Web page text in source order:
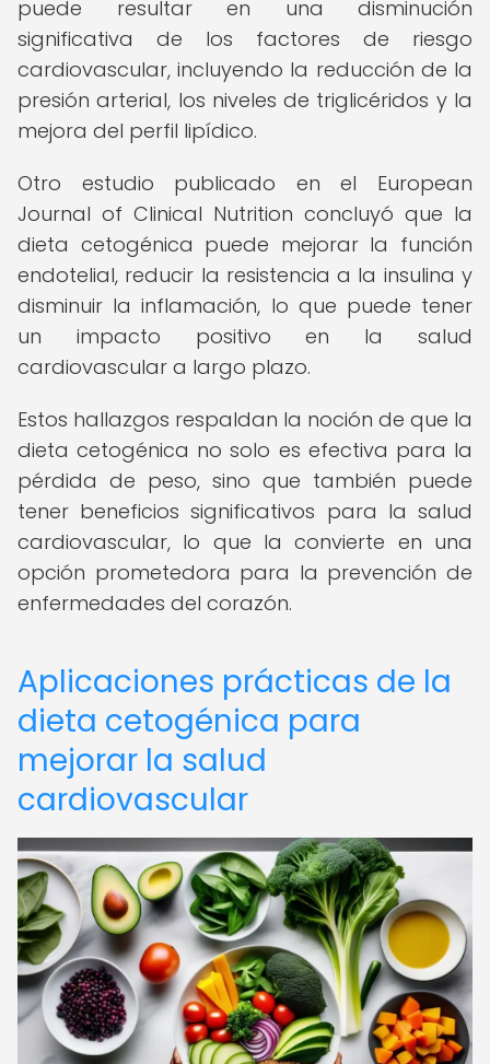
puede resultar en una disminución
significativa de los factores de riesgo
cardiovascular, incluyendo la reducción de la
presión arterial, los niveles de triglicéridos y la
mejora del perfil lipídico.
Otro estudio publicado en el European
Journal of Clinical Nutrition concluyó que la
dieta cetogénica puede mejorar la función
endotelial, reducir la resistencia a la insulina y
disminuir la inflamación, lo que puede tener
un impacto positivo en la salud
cardiovascular a largo plazo.
Estos hallazgos respaldan la noción de que la
dieta cetogénica no solo es efectiva para la
pérdida de peso, sino que también puede
tener beneficios significativos para la salud
cardiovascular, lo que la convierte en una
opción prometedora para la prevención de
enfermedades del corazón.
Aplicaciones prácticas de la
dieta cetogénica para
mejorar la salud
cardiovascular